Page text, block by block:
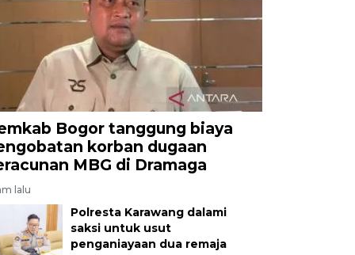
Bogor tanggung biaya
korban dugaan
MBG di Dramaga
lalu
Polresta Karawang dalami
saksi untuk usut
penganiayaan dua remaja